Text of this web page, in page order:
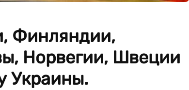
Финляндии,
Норвегии, Швеции
Украины.